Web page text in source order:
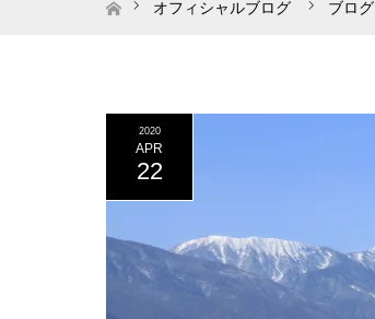
ホームオフィシャルブログ ブログ
2020
APR
22